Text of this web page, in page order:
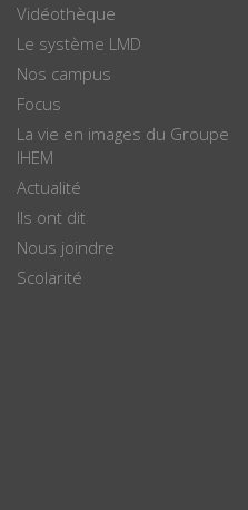
Vidéothèque
Le système LMD
Nos campus
Focus
La vie en images du Groupe
IHEM
Actualité
Ils ont dit
Nous joindre
Scolarité